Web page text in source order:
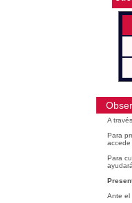
A
Para
accede
Para
Ante el